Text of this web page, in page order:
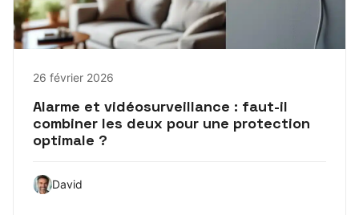
26 février 2026
Alarme et vidéosurveillance : faut-il
combiner les deux pour une protection
optimale ?
David